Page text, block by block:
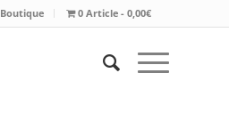
Boutique 0 Article 0,00€